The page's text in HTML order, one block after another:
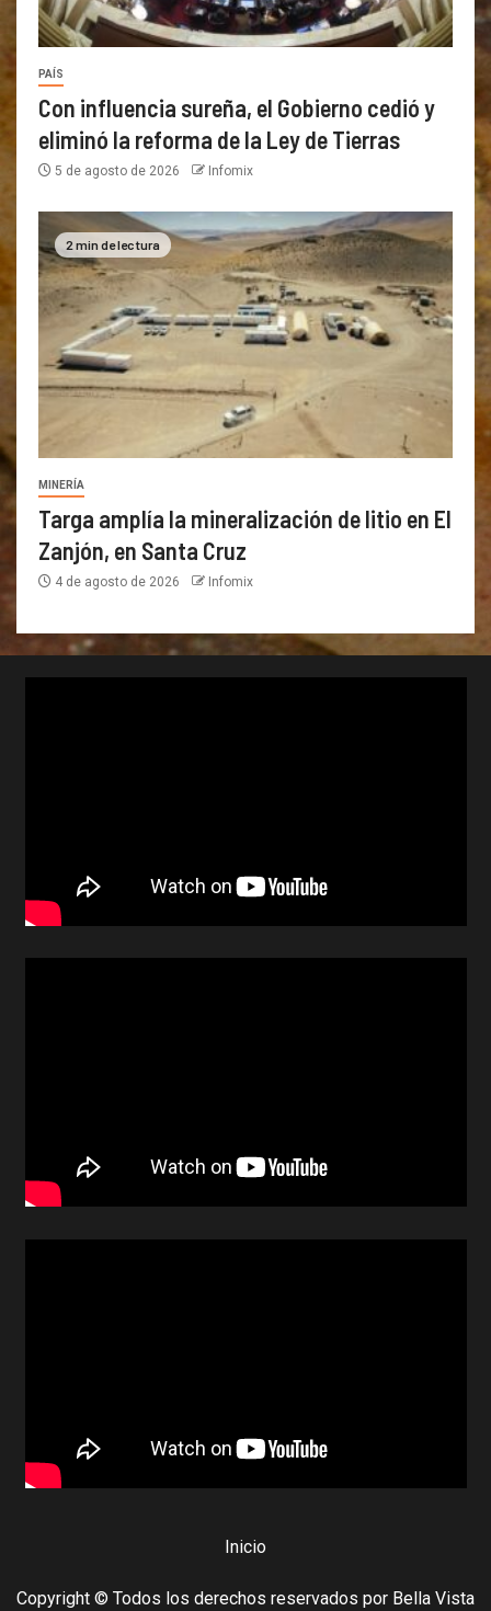
PAÍS
Con influencia sureña, el Gobierno cedió y
eliminó la reforma de la Ley de Tierras
5 de agosto de 2026 Infomix
2 min de lectura
MINERÍA
Targa amplía la mineralización de litio en El
Zanjón, en Santa Cruz
4 de agosto de 2026 Infomix
Inicio
Copyright © Todos los derechos reservados por Bella Vista